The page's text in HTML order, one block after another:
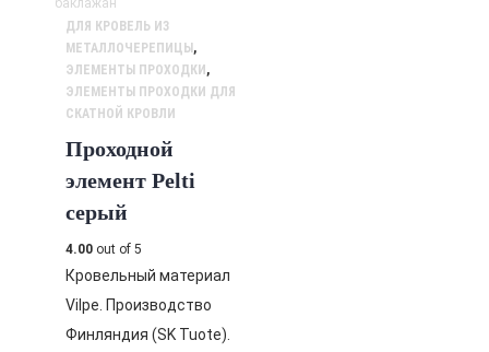
ДЛЯ КРОВЕЛЬ ИЗ
МЕТАЛЛОЧЕРЕПИЦЫ ,
ЭЛЕМЕНТЫ ПРОХОДКИ ,
ЭЛЕМЕНТЫ ПРОХОДКИ ДЛЯ
СКАТНОЙ КРОВЛИ
Проходной
элемент Pelti
серый
4.00 out of 5
Кровельный материал
Vilpe. Производство
Финляндия (SK Tuote).